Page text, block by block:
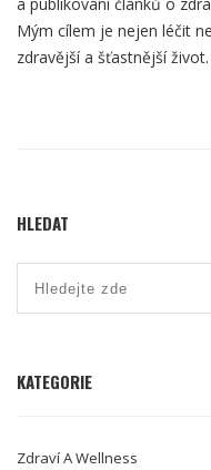
Mým cílem je nejen léčit
zdravější a šťastnější život.
HLEDAT
KATEGORIE
Zdraví A Wellness